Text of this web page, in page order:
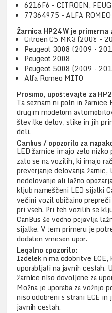
6216F6 - CITROEN,
77364975 - ALFA ROMEO
Žarnica HP24W je primerna
Citroen C5 MK3 (2008 -
Peugeot 3008 (2009 -
Peugeot 2008
Peugeot 5008 (2009 -
Alfa Romeo MITO
Prosimo, upoštevajte za
Ta seznam ni poln in žarnice
drugim modelom
številke delov, slike in jih
deli.
Canbus / opozorilo za
LED žarnice imajo zelo
zato se na vozilih, ki imajo
preverjanje delovanja žarnic,
nedelovanje ali lažno
kljub nameščeni LED sijalki
večini vozil običajno
pri vseh. Pri teh vozilih se
CanBus še vedno pojavlja
sijalke. V tem primeru je
dodaten vmesen upor.
Legalno opozorilo:
Izdelek nima odobritve ECE,
uporabljati na javnih cestah.
žarnice niso dovoljene za
Možna je uporaba za vožnjo
niso odobreni s strani ECE
javnih cestah.